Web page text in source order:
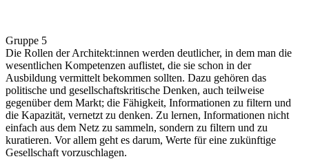
Gruppe 5
Die Rollen der Architekt:innen werden deutlicher, in dem man die
wesentlichen Kompetenzen auflistet, die sie schon in der
Ausbildung vermittelt bekommen sollten. Dazu gehören das
politische und gesellschaftskritische Denken, auch teilweise
gegenüber dem Markt; die Fähigkeit, Informationen zu filtern und
die Kapazität, vernetzt zu denken. Zu lernen, Informationen nicht
einfach aus dem Netz zu sammeln, sondern zu filtern und zu
kuratieren. Vor allem geht es darum, Werte für eine zukünftige
Gesellschaft vorzuschlagen.